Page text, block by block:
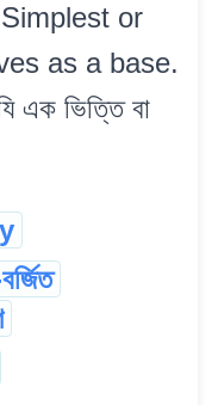
Simplest or
as a base.
এক ভিত্তি বা